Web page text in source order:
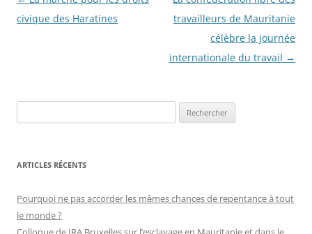
des
civique des Haratines
travailleurs de Mauritanie
célèbre la journée
internationale du travail →
e
h
r
c
h
ARTICLES RÉCENTS
Pourquoi ne pas accorder les mêmes chances de repentance à tout
le monde ?